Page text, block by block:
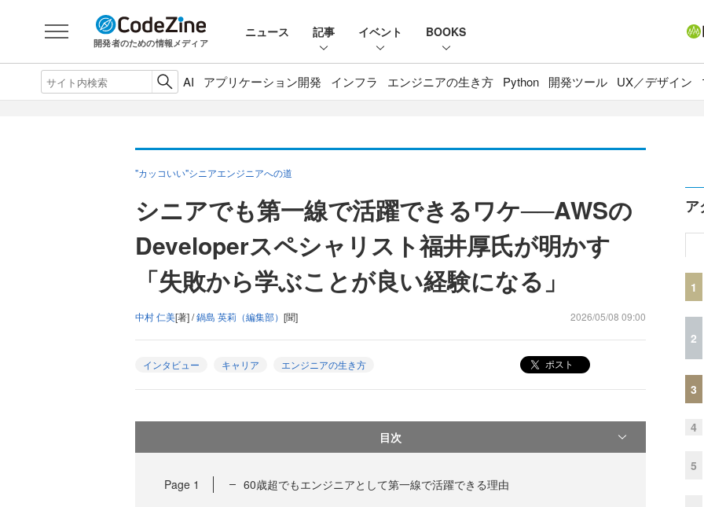
開発者のための情報メディア
ニュース 記事 イベント BOOKS
AI アプリケーション開発 インフラ エンジニアの生き方 Python 開発ツール UX／デザイン
"カッコいい"シニアエンジニアへの道
シニアでも第一線で活躍できるワケ──AWSの
Developerスペシャリスト福井厚氏が明かす
「失敗から学ぶことが良い経験になる」
中村 仁美[著] /鍋島 英莉（編集部） [聞] 2026/05/08 09:00
インタビュー キャリア エンジニアの生き方 ポスト
目次
Page 1 60歳超でもエンジニアとして第一線で活躍できる理由
ア
1
2
3
4
5